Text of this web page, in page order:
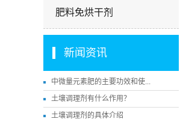
肥料免烘干剂
新闻资讯
中微量元素肥的主要功效和使...
土壤调理剂有什么作用？
土壤调理剂的具体介绍